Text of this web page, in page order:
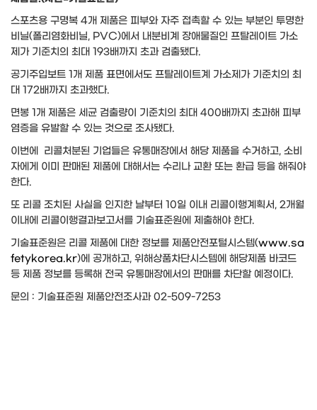
스포츠용 구명복 4개 제품은 피부와 자주 접촉할 수 있는 부분인 투명한
비닐(폴리염화비닐, PVC)에서 내분비계 장애물질인 프탈레이트 가소
제가 기준치의 최대 193배까지 초과 검출됐다.
공기주입보트 1개 제품 표면에서도 프탈레이트계 가소제가 기준치의 최
대 172배까지 초과했다.
면봉 1개 제품은 세균 검출량이 기준치의 최대 400배까지 초과해 피부
염증을 유발할 수 있는 것으로 조사됐다.
이번에 리콜처분된 기업들은 유통매장에서 해당 제품을 수거하고, 소비
자에게 이미 판매된 제품에 대해서는 수리나 교환 또는 환급 등을 해줘야
한다.
또 리콜 조치된 사실을 인지한 날부터 10일 이내 리콜이행계획서, 2개월
이내에 리콜이행결과보고서를 기술표준원에 제출해야 한다.
기술표준원은 리콜 제품에 대한 정보를 제품안전포털시스템(www.sa
fetykorea.kr)에 공개하고, 위해상품차단시스템에 해당제품 바코드
등 제품 정보를 등록해 전국 유통매장에서의 판매를 차단할 예정이다.
문의 : 기술표준원 제품안전조사과 02-509-7253